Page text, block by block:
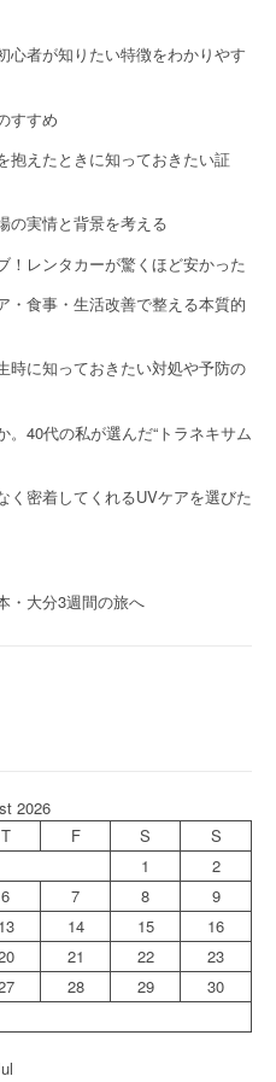
心者が知りたい特徴をわかりやす
すすめ
抱えたときに知っておきたい証
の実情と背景を考える
！レンタカーが驚くほど安かった
・食事・生活改善で整える本質的
時に知っておきたい対処や予防の
40代の私が選んだ“トラネキサム
く密着してくれるUVケアを選びた
・大分3週間の旅へ
2026
T F S
S
1
2
6 7 8
9
13 14 15
16
21 22
23
28 29
30